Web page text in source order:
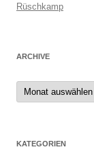
Rüschkamp
ARCHIVE
Archive
KATEGORIEN